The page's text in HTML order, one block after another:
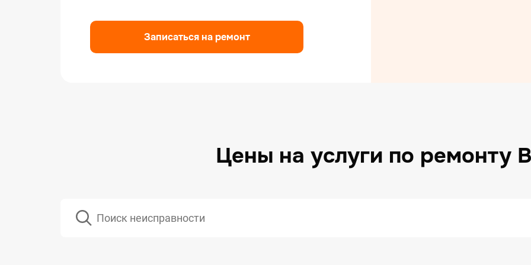
Ремонт холодильников
Ремонт электрических плит
Записаться на ремонт
Цены на услуги по ремонту